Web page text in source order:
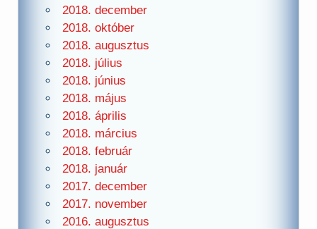
2018. december
2018. október
2018. augusztus
2018. július
2018. június
2018. május
2018. április
2018. március
2018. február
2018. január
2017. december
2017. november
2016. augusztus